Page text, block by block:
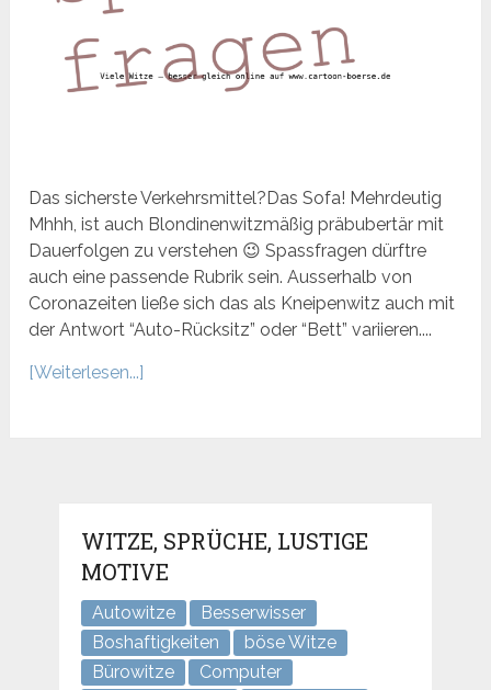
Das sicherste Verkehrsmittel?Das Sofa! Mehrdeutig
Mhhh, ist auch Blondinenwitzmäßig präbubertär mit
Dauerfolgen zu verstehen 😉 Spassfragen dürftre
auch eine passende Rubrik sein. Ausserhalb von
Coronazeiten ließe sich das als Kneipenwitz auch mit
der Antwort “Auto-Rücksitz” oder “Bett” variieren....
[Weiterlesen...]
WITZE, SPRÜCHE, LUSTIGE
MOTIVE
Autowitze
Besserwisser
Boshaftigkeiten
böse Witze
Bürowitze
Computer